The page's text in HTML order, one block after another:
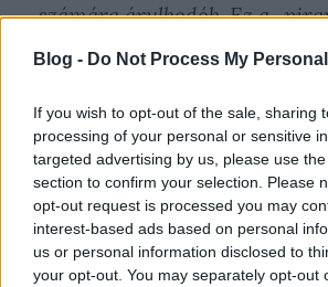
Blog - Do Not Process My
If you wish to opt-out of the sale, sharing
processing of your personal or sensitive
targeted advertising by us, please use
section to confirm your selection. Please
opt-out request is processed you may
interest-based ads based on personal
us or personal information disclosed to
your opt-out. You may separately opt-out
számára árulkodók. Ez a
valójában egy falu melletti
Barakat, az egyiptomi
Osmanagić-csal dolgozik,
az egyiptomi piramisokról.
Felügyelőség küldte, állításait
támasztjuk alá, és azokkal
egyet.